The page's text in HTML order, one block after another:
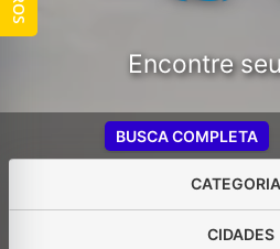
Encontre
BUSCA COMPLETA
CIDADES